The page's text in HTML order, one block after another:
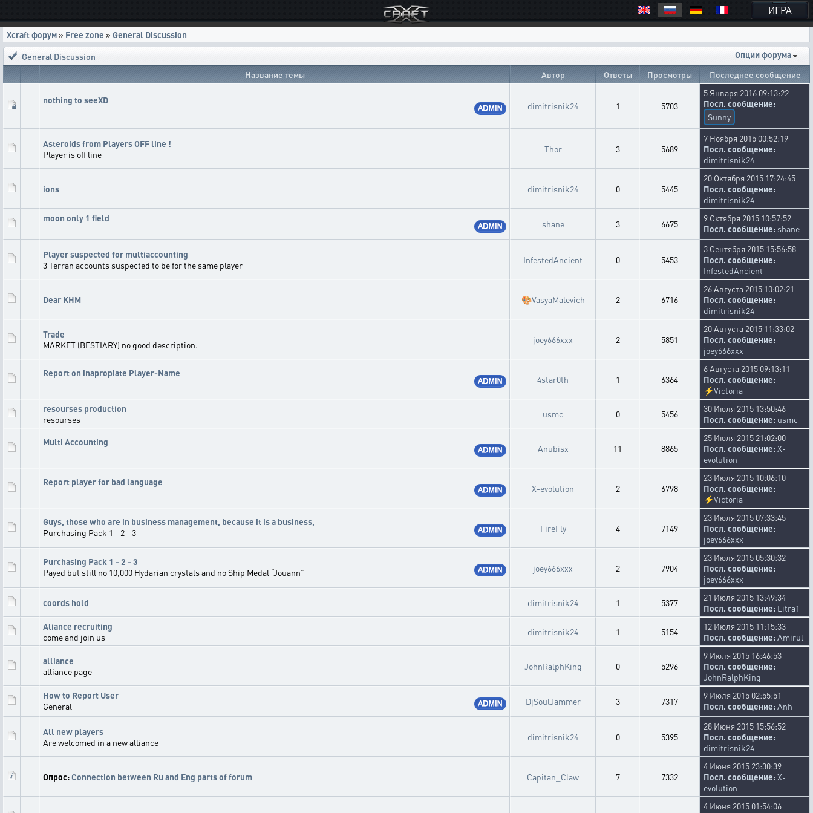
ИГРА
Xcraft форум » Free zone » General Discussion
General Discussion
Опции форума
Название темы
Автор Ответы Просмотры Последнее сообщение
nothing to seeXD
dimitrisnik24 1 5703
5 Января 2016 09:13:22
Посл. сообщение:
Sunny
Asteroids from Players OFF line !
Player is off line
Thor 3 5689
7 Ноября 2015 00:52:19
Посл. сообщение:
dimitrisnik24
ions dimitrisnik24 0 5445
20 Октября 2015 17:24:45
Посл. сообщение:
dimitrisnik24
moon only 1 field
shane 3 6675
9 Октября 2015 10:57:52
Посл. сообщение: shane
Player suspected for multiaccounting
3 Terran accounts suspected to be for the same player
InfestedAncient 0 5453
3 Сентября 2015 15:56:58
Посл. сообщение:
InfestedAncient
Dear KHM 🎨VasyaMalevich 2 6716
26 Августа 2015 10:02:21
Посл. сообщение:
dimitrisnik24
Trade
MARKET (BESTIARY) no good description.
joey666xxx 2 5851
20 Августа 2015 11:33:02
Посл. сообщение:
joey666xxx
Report on inapropiate Player-Name
4star0th 1 6364
6 Августа 2015 09:13:11
Посл. сообщение:
⚡Victoria
resourses production
resourses
usmc 0 5456
30 Июля 2015 13:50:46
Посл. сообщение: usmc
Multi Accounting
Anubisx 11 8865
25 Июля 2015 21:02:00
Посл. сообщение:X-
evolution
Report player for bad language
X-evolution 2 6798
23 Июля 2015 10:06:10
Посл. сообщение:
⚡Victoria
Guys, those who are in business management, because it is a business,
Purchasing Pack 1 - 2 - 3
FireFly 4 7149
23 Июля 2015 07:33:45
Посл. сообщение:
joey666xxx
Purchasing Pack 1 - 2 - 3
Payed but still no 10,000 Hydarian crystals and no Ship Medal “Jouann”
joey666xxx 2 7904
23 Июля 2015 05:30:32
Посл. сообщение:
joey666xxx
coords hold dimitrisnik24 1 5377
21 Июля 2015 13:49:34
Посл. сообщение: Litra1
Aliance recruiting
come and join us
dimitrisnik24 1 5154
12 Июля 2015 11:15:33
Посл. сообщение:Amirul
alliance
alliance page
JohnRalphKing 0 5296
9 Июля 2015 16:46:53
Посл. сообщение:
JohnRalphKing
How to Report User
General
DjSoulJammer 3 7317
9 Июля 2015 02:55:51
Посл. сообщение:Anh
All new players
Are welcomed in a new alliance
dimitrisnik24 0 5395
28 Июня 2015 15:56:52
Посл. сообщение:
dimitrisnik24
Опрос:Connection between Ru and Eng parts of forum Capitan_Claw 7 7332
4 Июня 2015 23:30:39
Посл. сообщение:X-
evolution
4 Июня 2015 01:54:06